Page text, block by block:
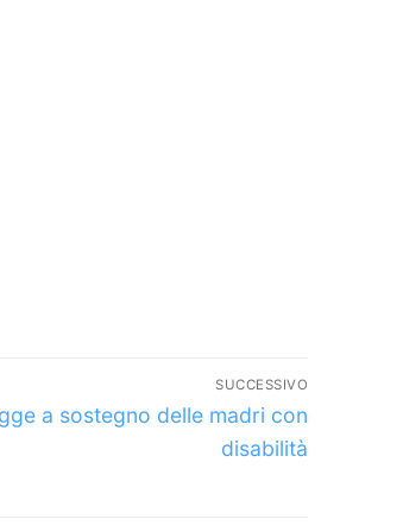
SUCCESSIVO
a sostegno delle madri con
disabilità